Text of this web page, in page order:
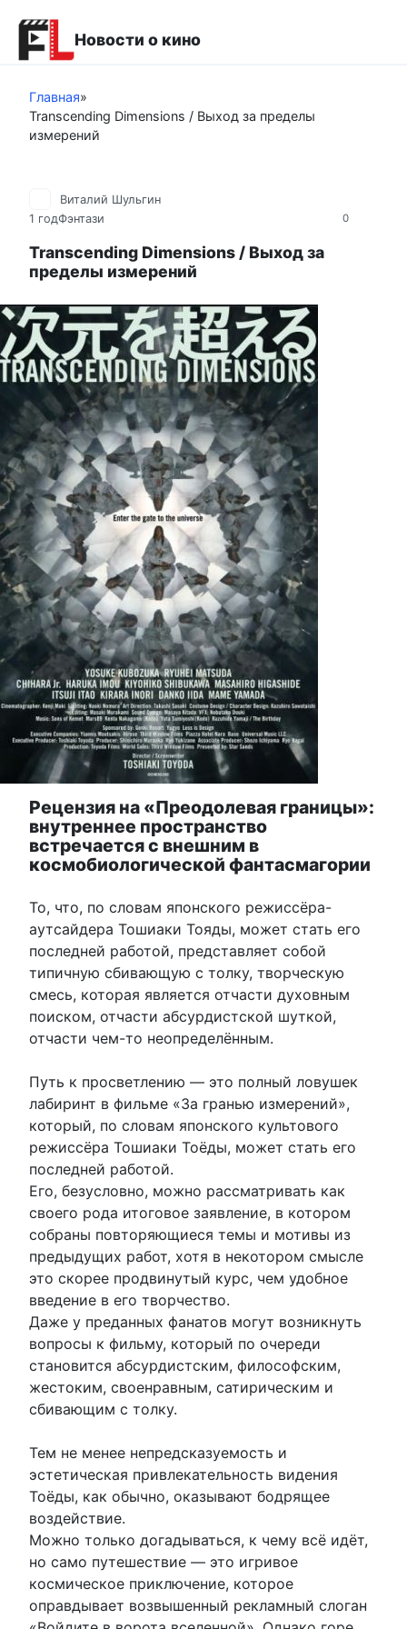
контенту
Новости о кино
Главная»
Transcending Dimensions / Выход за пределы
измерений
0
Виталий Шульгин
1 годФэнтази
Transcending Dimensions / Выход за
пределы измерений
Рецензия на «Преодолевая границы»:
внутреннее пространство
встречается с внешним в
космобиологической фантасмагории
То, что, по словам японского режиссёра-
аутсайдера Тошиаки Тояды, может стать его
последней работой, представляет собой
типичную сбивающую с толку, творческую
смесь, которая является отчасти духовным
поиском, отчасти абсурдистской шуткой,
отчасти чем-то неопределённым.
Путь к просветлению — это полный ловушек
лабиринт в фильме «За гранью измерений»,
который, по словам японского культового
режиссёра Тошиаки Тоёды, может стать его
последней работой.
Его, безусловно, можно рассматривать как
своего рода итоговое заявление, в котором
собраны повторяющиеся темы и мотивы из
предыдущих работ, хотя в некотором смысле
это скорее продвинутый курс, чем удобное
введение в его творчество.
Даже у преданных фанатов могут возникнуть
вопросы к фильму, который по очереди
становится абсурдистским, философским,
жестоким, своенравным, сатирическим и
сбивающим с толку.
Тем не менее непредсказуемость и
эстетическая привлекательность видения
Тоёды, как обычно, оказывают бодрящее
воздействие.
Можно только догадываться, к чему всё идёт,
но само путешествие — это игривое
космическое приключение, которое
оправдывает возвышенный рекламный слоган